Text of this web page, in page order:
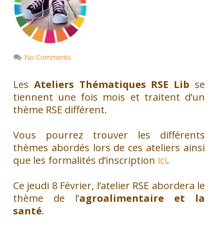
No Comments
Les Ateliers Thématiques RSE Lib se
tiennent une fois mois et traitent d’un
thème RSE différent.
Vous pourrez trouver les différents
thèmes abordés lors de ces ateliers ainsi
que les formalités d’inscription ici.
Ce jeudi 8 Février, l’atelier RSE abordera le
thème de l’agroalimentaire et la
santé.